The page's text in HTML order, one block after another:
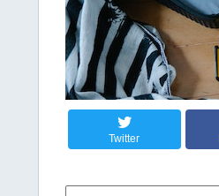
Twitter